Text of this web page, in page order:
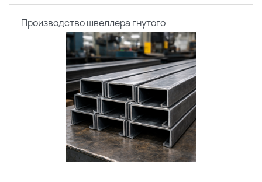
Производство швеллера гнутого